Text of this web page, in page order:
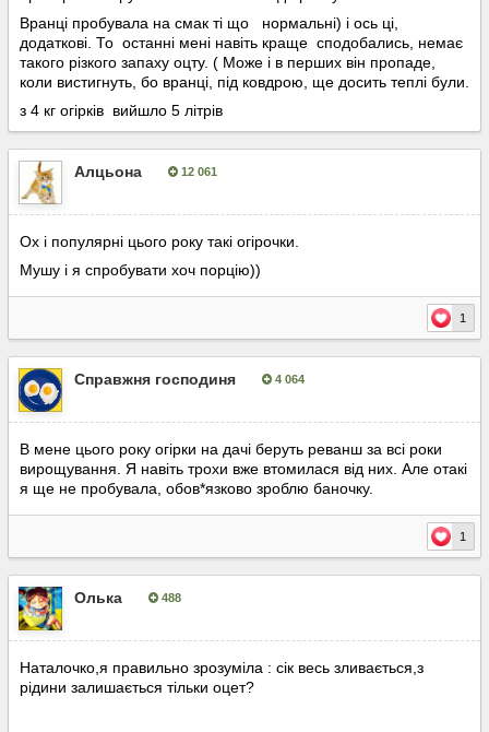
Вранці пробувала на смак ті що нормальні) і ось ці,
додаткові. То останні мені навіть краще сподобались, немає
такого різкого запаху оцту. ( Може і в перших він пропаде,
коли вистигнуть, бо вранці, під ковдрою, ще досить теплі були.
з 4 кг огірків вийшло 5 літрів
Алцьона 12 061
Ох і популярні цього року такі огірочки.
Мушу і я спробувати хоч порцію))
1
Справжня господиня 4 064
В мене цього року огірки на дачі беруть реванш за всі роки
вирощування. Я навіть трохи вже втомилася від них. Але отакі
я ще не пробувала, обов*язково зроблю баночку.
1
Олька 488
Наталочко,я правильно зрозуміла : сік весь зливається,з
рідини залишається тільки оцет?